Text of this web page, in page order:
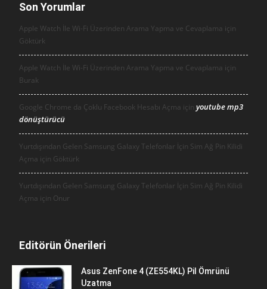
Son Yorumlar
Apple Watch İle Wi-Fi Üzerinden Arama Yapma ve Cevaplama için
Göktürk
Apple Watch İle Wi-Fi Üzerinden Arama Yapma ve Cevaplama için
Burak
Google Chrome da Çoklu Facebook Hesabı Açma için youtube mp3
dönüştürücü
Yurtdışından Gelen Samsung Galaxy Telefonlar İçin Sim Ağ Pin Kilidi
Açma için Göktürk
Yurtdışından Gelen Samsung Galaxy Telefonlar İçin Sim Ağ Pin Kilidi
Açma için Onur
Editörün Önerileri
Asus ZenFone 4 (ZE554KL) Pil Ömrünü
Uzatma